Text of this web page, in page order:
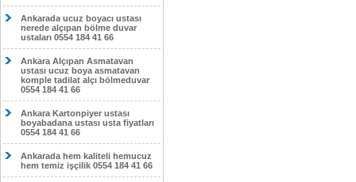
Ankarada ucuz boyacı ustası
nerede alçıpan bölme duvar
ustaları 0554 184 41 66
Ankara Alçıpan Asmatavan
ustası ucuz boya asmatavan
komple tadilat alçı bölmeduvar
0554 184 41 66
Ankara Kartonpiyer ustası
boyabadana ustası usta fiyatları
0554 184 41 66
Ankarada hem kaliteli hemucuz
hem temiz işçilik 0554 184 41 66